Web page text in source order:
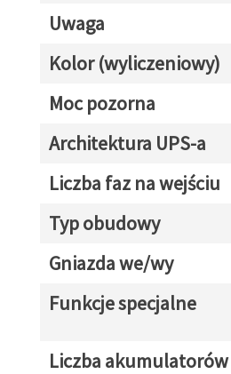
Uwaga
Kolor (wyliczeniowy)
Moc pozorna
Architektura UPS-a
Liczba faz na wejściu
Typ obudowy
Gniazda we/wy
Funkcje specjalne
Liczba akumulatorów